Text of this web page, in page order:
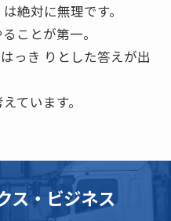
絶対に無理です。
ことが第一。
っき りとした答えが出
ています。
ス・ビジネス